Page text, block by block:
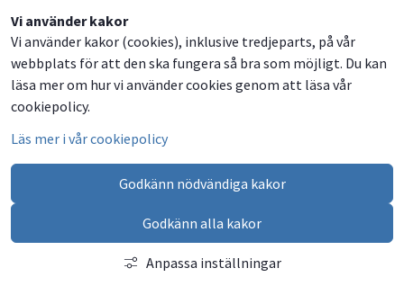
Vi använder kakor
Vi använder kakor (cookies), inklusive tredjeparts, på vår
webbplats för att den ska fungera så bra som möjligt. Du kan
läsa mer om hur vi använder cookies genom att läsa vår
cookiepolicy.
Läs mer i vår cookiepolicy
Godkänn nödvändiga kakor
Godkänn alla kakor
Anpassa inställningar
Dela
på
Facebook
Dela
på
Twitter
Dela
på
LinkedIn
Dela
via
email